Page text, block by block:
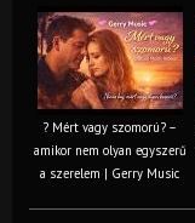
? Mért vagy szomorú? –
amikor nem olyan egyszerű
a szerelem | Gerry Music